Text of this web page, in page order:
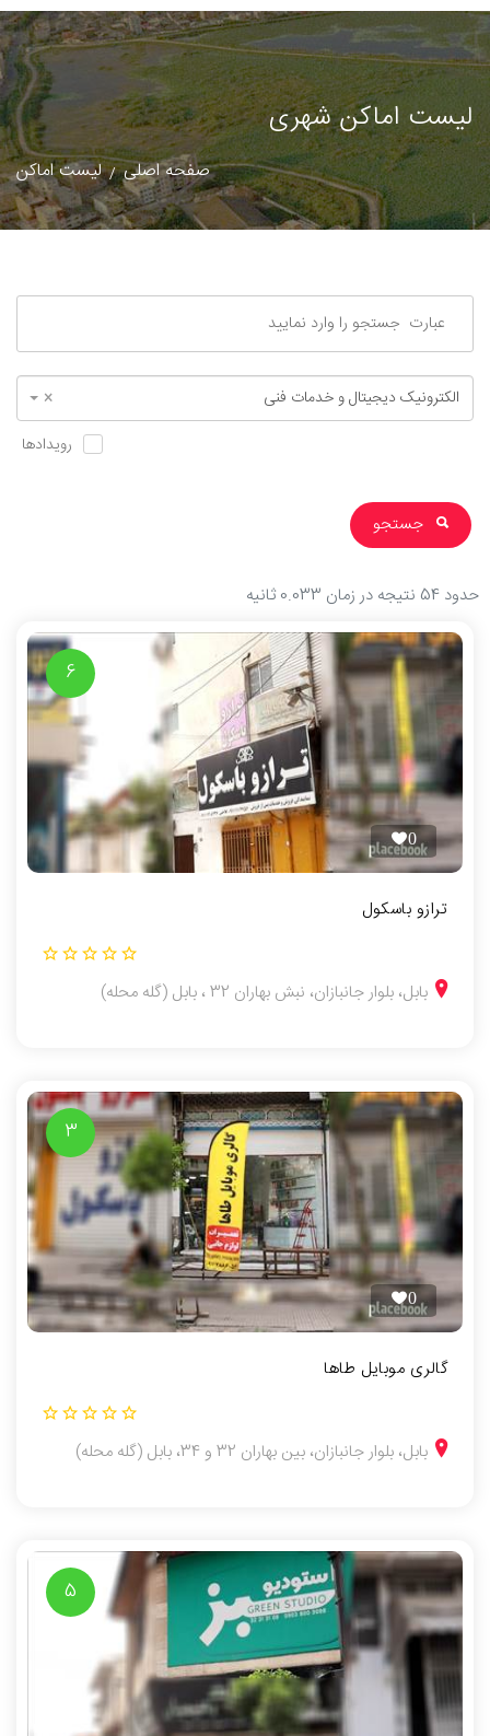
لیست اماکن شهری
صفحه اصلی لیست اماکن
×
الکترونیک دیجیتال و خدمات فنی
رویدادها
جستجو
حدود 54 نتیجه در زمان 0.033 ثانیه
6
0
ترازو باسکول
بابل، بلوار جانبازان، نبش بهاران 32 ، بابل (گله محله)
3
0
گالری موبایل طاها
بابل، بلوار جانبازان، بین بهاران 32 و 34، بابل (گله محله)
5